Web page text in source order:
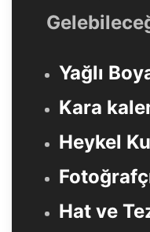
Yağlı
Kara
Heykel
Hat ve